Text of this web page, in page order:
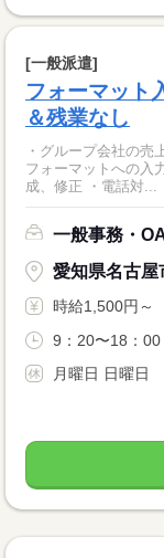
[一般派遣]
フォーマット
＆残業なし
・グループ会社の売
フォーマットへの入
成、修正 ・電話対...
一般事務・
愛知県名古屋
時給1,500円～
9：20〜18：00
月曜日 日曜日